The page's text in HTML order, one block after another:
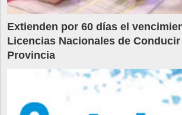
Extienden por 60 días el
Licencias Nacionales de
Provincia